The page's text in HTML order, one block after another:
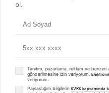
ol.
Tanıtım, pazarlama, reklam ve
gönderilmesine izin veriyorum.
veriyorum.
Paylaştığım bilgilerin KVKK kapsamında